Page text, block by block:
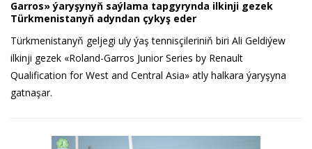
Garros» ýaryşynyň saýlama tapgyrynda ilkinji gezek
Türkmenistanyň adyndan çykyş eder
Türkmenistanyň geljegi uly ýaş tennisçileriniň biri Ali Geldiýew
ilkinji gezek «Roland-Garros Junior Series by Renault
Qualification for West and Central Asia» atly halkara ýaryşyna
gatnaşar.